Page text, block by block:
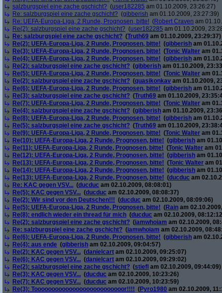
salzburgspiel eine zache gschicht? (user182285 am 01.10.2009, 23:26:27)
Re: salzburgspiel eine zache gschicht? (gibberish am 01.10.2009, 23:27:39)
Re: UEFA-Europa-Liga, 2 Runde, Prognosen, bitte! (Robert Craven am
Re(2): salzburgspiel eine zache gschicht? (user182285 am 01.10.2009,
Re: salzburgspiel eine zache gschicht? (Truth69 am 01.10.2009, 23:29:37)
Re(2): UEFA-Europa-Liga, 2 Runde, Prognosen, bitte! (gibberish am
Re(3): UEFA-Europa-Liga, 2 Runde, Prognosen, bitte! (Tonic Walter am
Re(4): UEFA-Europa-Liga, 2 Runde, Prognosen, bitte! (gibberish am
Re(2): salzburgspiel eine zache gschicht? (gibberish am 01.10.2009,
Re(5): UEFA-Europa-Liga, 2 Runde, Prognosen, bitte! (Tonic Walter am
Re(2): salzburgspiel eine zache gschicht? (quasikonkav am 01.10.2009,
Re(6): UEFA-Europa-Liga, 2 Runde, Prognosen, bitte! (gibberish am
Re(3): salzburgspiel eine zache gschicht? (Truth69 am 01.10.2009,
Re(7): UEFA-Europa-Liga, 2 Runde, Prognosen, bitte! (Tonic Walter am
Re(4): salzburgspiel eine zache gschicht? (gibberish am 01.10.2009,
Re(8): UEFA-Europa-Liga, 2 Runde, Prognosen, bitte! (gibberish am
Re(5): salzburgspiel eine zache gschicht? (Truth69 am 01.10.2009,
Re(9): UEFA-Europa-Liga, 2 Runde, Prognosen, bitte! (Tonic Walter am
Re(10): UEFA-Europa-Liga, 2 Runde, Prognosen, bitte! (gibberish am
Re(11): UEFA-Europa-Liga, 2 Runde, Prognosen, bitte! (Tonic Walter am
Re(12): UEFA-Europa-Liga, 2 Runde, Prognosen, bitte! (gibberish am
Re(13): UEFA-Europa-Liga, 2 Runde, Prognosen, bitte! (Tonic Walter am
Re(14): UEFA-Europa-Liga, 2 Runde, Prognosen, bitte! (gibberish am
Re(13): UEFA-Europa-Liga, 2 Runde, Prognosen, bitte! (ducduc am
Re: KAC gegen VSV... (ducduc am 02.10.2009, 08:08:01)
Re(5): KAC gegen VSV... (ducduc am 02.10.2009, 08:08:37)
Re(2): Wir sind vor den Deutschen!!! (ducduc am 02.10.2009, 08:09:06)
Re(5): UEFA-Europa-Liga, 2 Runde, Prognosen, bitte! (Rain am
Re(8): endlich wieder ein thread für mich (ducduc am 02.10.2009,
Re(2): salzburgspiel eine zache gschicht? (iamwhoiam am 02.10.2009,
Re: salzburgspiel eine zache gschicht? (iamwhoiam am 02.10.2009,
Re(6): UEFA-Europa-Liga, 2 Runde, Prognosen, bitte! (gibberish am
Re(4): aus ende (gibberish am 02.10.2009, 09:04:57)
Re(2): KAC gegen VSV... (danielcart am 02.10.2009, 09:25:07)
Re(6): KAC gegen VSV... (danielcart am 02.10.2009, 09:29:02)
Re(2): salzburgspiel eine zache gschicht? (stiefl am 02.10.2009, 09:44:09)
Re(3): KAC gegen VSV... (ducduc am 02.10.2009, 10:23:26)
Re(7): KAC gegen VSV... (ducduc am 02.10.2009, 10:23:59)
Re(3): Toooooooooooooooooooooooooor!!!! (Pyro1980 am 02.10.2009,